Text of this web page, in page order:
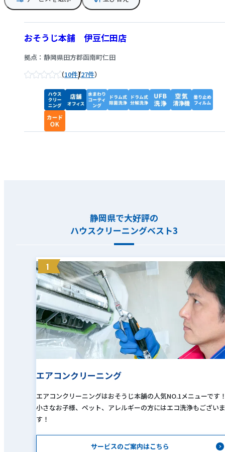
おそうじ本舗 伊豆仁田店
拠点：静岡県田方郡函南町仁田
10件/27件
静岡県で大好評の
ハウスクリーニングベスト3
1
エアコンクリーニング
エアコンクリーニングはおそうじ本舗の人気NO.1メニューです
小さなお子様、ペット、アレルギーの方にはエコ洗浄もございま
す！
サービスのご案内はこちら